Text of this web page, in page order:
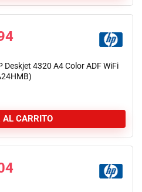
Deskjet 4320 A4 Color ADF WiFi
AL CARRITO